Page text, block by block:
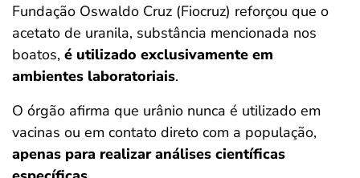
Fundação Oswaldo Cruz (Fiocruz) reforçou que o
acetato de uranila, substância mencionada nos
boatos, é utilizado exclusivamente em
ambientes laboratoriais.
O órgão afirma que urânio nunca é utilizado em
vacinas ou em contato direto com a população,
apenas para realizar análises científicas